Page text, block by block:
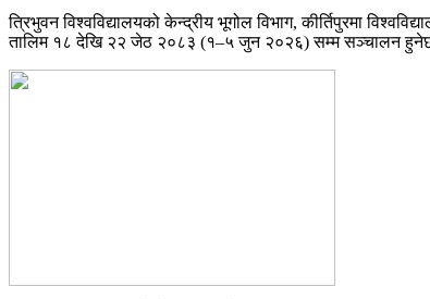
त्रिभुवन विश्वविद्यालयको केन्द्रीय भूगोल विभाग, कीर्तिपुरमा
तालिम १८ देखि २२ जेठ २०८३ (१–५ जुन २०२६) सम्म सञ्चालन हुनेछ।